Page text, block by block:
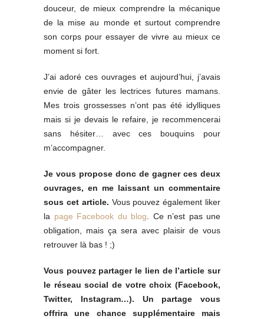
douceur, de mieux comprendre la mécanique
de la mise au monde et surtout comprendre
son corps pour essayer de vivre au mieux ce
moment si fort.
J’ai adoré ces ouvrages et aujourd’hui, j’avais
envie de gâter les lectrices futures mamans.
Mes trois grossesses n’ont pas été idylliques
mais si je devais le refaire, je recommencerai
sans hésiter… avec ces bouquins pour
m’accompagner.
Je vous propose donc de gagner ces deux
ouvrages, en me laissant un commentaire
sous cet article. Vous pouvez également liker
la page Facebook du blog . Ce n’est pas une
obligation, mais ça sera avec plaisir de vous
retrouver là bas ! ;)
Vous pouvez partager le lien de l’article sur
le réseau social de votre choix (Facebook,
Twitter, Instagram…). Un partage vous
offrira une chance supplémentaire mais